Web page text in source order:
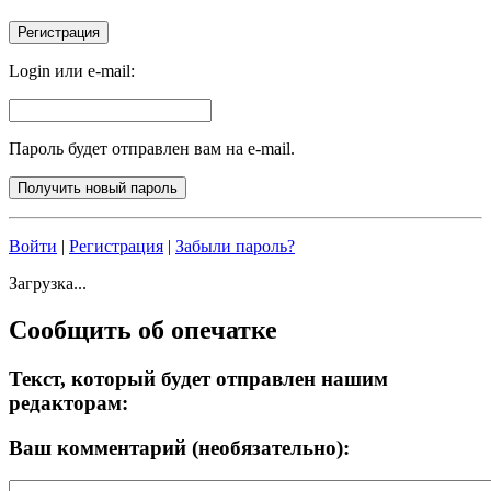
Login или e-mail:
Пароль будет отправлен вам на e-mail.
Войти | Регистрация | Забыли пароль?
Загрузка...
Сообщить об опечатке
Текст, который будет отправлен нашим
редакторам:
Ваш комментарий (необязательно):